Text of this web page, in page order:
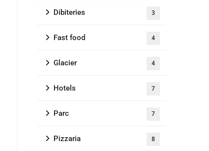
Dibiteries 3
Fast food 4
Glacier 4
Hotels 7
Parc 7
Pizzaria 8